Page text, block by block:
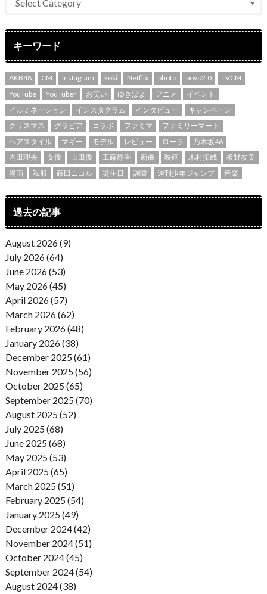
キーワード
AKB48 CM Instagram koki Netflix photo povo2.0
TVCM
YouTube
YouTuber お笑い ゆきぽよ アニメ
イベント
イルミネーション
インスタグラム インタビュー
キャンペーン
クリスマス
グラビア コラボ ファミマ
ファミリーマート
ヘアスタイル
マギー モデル レビュー ローラ
乃木坂46
内田理央
女優 山田優 工藤静香 新曲 映画 木村拓哉
板野友美
漫画
私服 藤田ニコル 誕生日 調査 週刊少年ジャンプ 音楽
過去の記事
August 2026 (9)
July 2026 (64)
June 2026 (53)
May 2026 (45)
April 2026 (57)
March 2026 (62)
February 2026 (48)
January 2026 (38)
December 2025 (61)
November 2025 (56)
October 2025 (65)
September 2025 (70)
August 2025 (52)
July 2025 (68)
June 2025 (68)
May 2025 (53)
April 2025 (65)
March 2025 (51)
February 2025 (54)
January 2025 (49)
December 2024 (42)
November 2024 (51)
October 2024 (45)
September 2024 (54)
August 2024 (38)